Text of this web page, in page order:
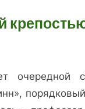
очередной